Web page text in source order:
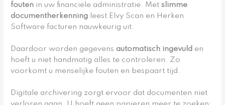
fouten in uw financiële administratie. Metslimme
documentherkenning leest Elvy Scan en Herken
Software facturen nauwkeurig uit.
Daardoor worden gegevens automatisch ingevuld en
hoeft u niet handmatig alles te controleren. Zo
voorkomt u menselijke fouten en bespaart tijd.
Digitale archivering zorgt ervoor dat documenten niet